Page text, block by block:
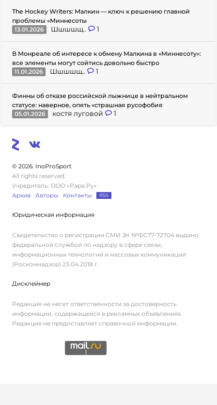
The Hockey Writers: Малкин — ключ к решению главной
проблемы «Миннесоты
13.01.2026
Шшшшщ.. 1
В Монреале об интересе к обмену Малкина в «Миннесоту»:
все элементы могут сойтись довольно быстро
11.01.2026
Шшшшщ.. 1
Финны об отказе российской лыжнице в нейтральном
статусе: наверное, опять «страшная русофобия
05.01.2026
костя луговой 1
© 2026. InoProSport
All rights reserved.
Учредитель: ООО «Раре.Ру»
Архив
Авторы Контакты RSS
Юридическая информация
Свидетельство о регистрации СМИ Эл №ФС77-72704 выдано
федеральной службой по надзору в сфере связи,
информационных технологий и массовых коммуникаций
(Роскомнадзор) 23.04.2018 г.
Дисклеймер
Редакция не несет ответственности за достоверность
информации, содержащейся в рекламных объявлениях.
Редакция не предоставляет справочной информации.